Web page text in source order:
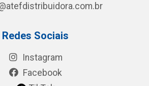
Redes Sociais
Instagram
Facebook